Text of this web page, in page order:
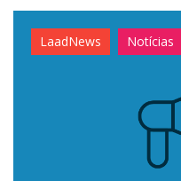
LaadNews Notícias